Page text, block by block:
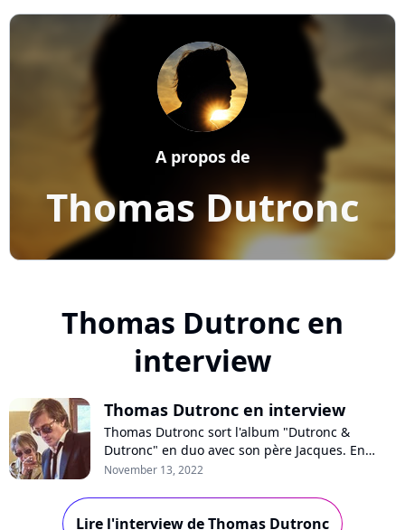
Thomas Dutronc
A propos de
Thomas Dutronc en
interview
Thomas Dutronc en interview
Thomas Dutronc sort l'album "Dutronc &
Dutronc" en duo avec son père Jacques. En
interview pour Purecharts, le chanteur se confie
avec son père, la santé de sa mère Françoise
Hardy, ainsi que son point de vue sur TikTok.
November 13, 2022
Lire l'interview de Thomas Dutronc